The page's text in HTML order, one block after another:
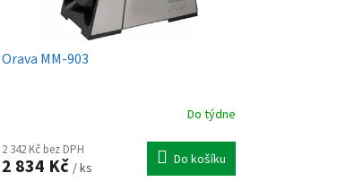
Orava MM-903
Do týdne
2 342 Kč bez DPH
2 834 Kč / ks Do košíku